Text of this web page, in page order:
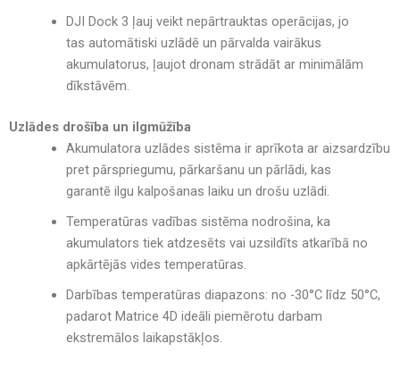
DJI Dock 3 ļauj veikt nepārtrauktas operācijas, jo
tas automātiski uzlādē un pārvalda vairākus
akumulatorus, ļaujot dronam strādāt ar minimālām
dīkstāvēm.
Uzlādes drošība un ilgmūžība
Akumulatora uzlādes sistēma ir aprīkota ar aizsardzību
pret pārspriegumu, pārkaršanu un pārlādi, kas
garantē ilgu kalpošanas laiku un drošu uzlādi.
Temperatūras vadības sistēmanodrošina, ka
akumulators tiek atdzesēts vai uzsildīts atkarībā no
apkārtējās vides temperatūras.
Darbības temperatūras diapazons: no -30°C līdz 50°C,
padarot Matrice 4D ideāli piemērotu darbam
ekstremālos laikapstākļos.